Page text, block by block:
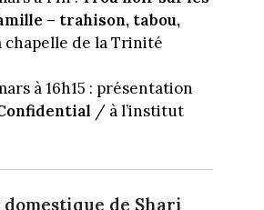
– trahison, tabou,
de la Trinité
à 16h15 : présentation
/ à l’institut
de Shari